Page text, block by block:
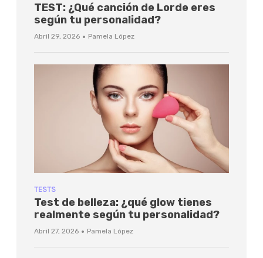
TEST: ¿Qué canción de Lorde eres
según tu personalidad?
Abril 29, 2026 · Pamela López
TESTS
Test de belleza: ¿qué glow tienes
realmente según tu personalidad?
Abril 27, 2026 · Pamela López